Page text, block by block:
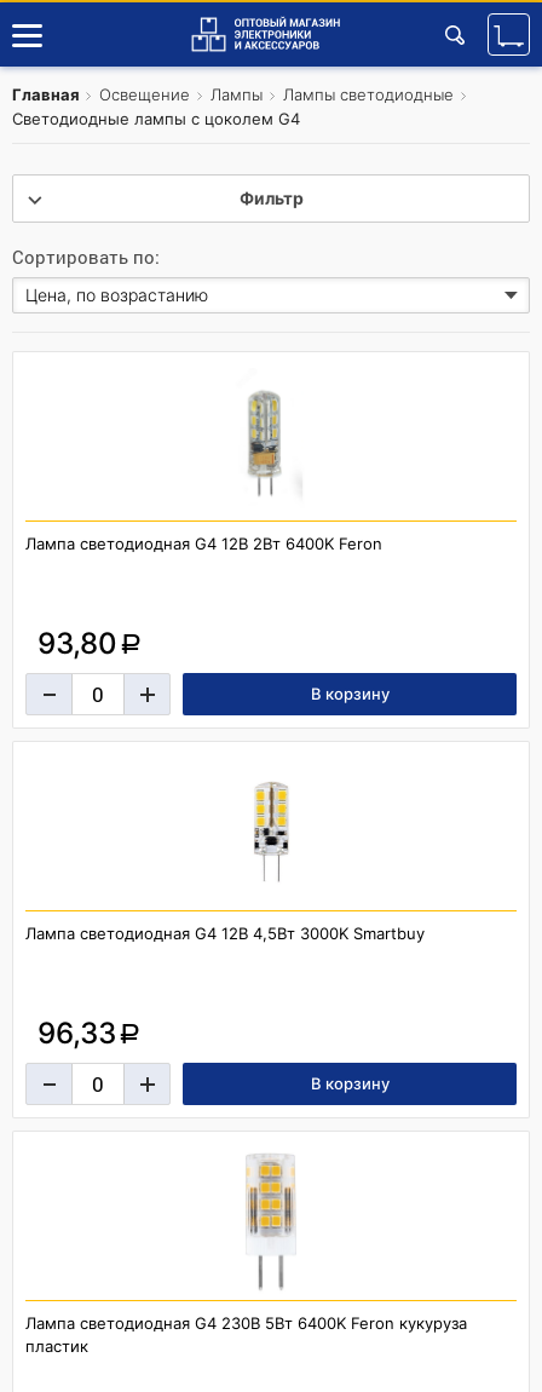
Главная Освещение Лампы
Лампы светодиодные
Светодиодные лампы с цоколем G4
Фильтр
Сортировать по:
Лампа светодиодная G4 12В 2Вт 6400K Feron
93,80 a
Лампа светодиодная G4 12В 4,5Вт 3000K Smartbuy
96,33 a
Лампа светодиодная G4 230В 5Вт 6400K Feron кукуруза
пластик